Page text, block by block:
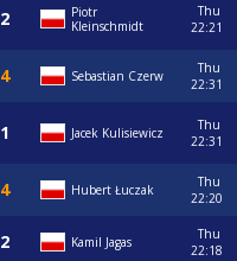
Piotr
Kleinschmidt
Thu
22:21
Sebastian Czerw
Thu
22:31
Jacek Kulisiewicz
Thu
22:31
Hubert Łuczak
Thu
22:20
Kamil Jagas
Thu
22:18